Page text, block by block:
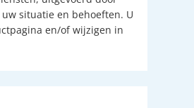
situatie en behoeften. U
en/of wijzigen in